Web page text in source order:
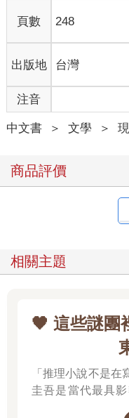
氣，到家外去踢石頭，阿
會使去攢啊。」
「無要緊，不在意。」我
國中補習班老師獎勵我考
我那時幾乎沒吃過麥當勞
象最深的就是電視廣告主
「只要兒童餐就好了嗎？」
「我最喜歡吃這個。」
七天後滿心期待地去補習
「我最喜歡沒氣的可樂。」
印象中，我快樂地吞掉即
沒氣的糖水，那違反身體
碎片，應該是個夏天的午
意地說：「我家的小孩都
高中時滿心期待要參加班
四方。比賽當天，體育股
「我忘記送出報名表了，
他愉快地繼續去打籃球了
許海馬迴裡的灰塵隨著泡
頁數 248
出版地 台灣
注音
中文書 ＞ 文學 ＞
商品評價
相關主題
🖤 這些謎團
「推理小說不是在寫
圭吾是當代最具